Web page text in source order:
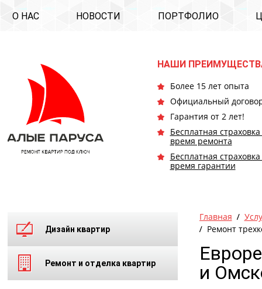
О НАС НОВОСТИ ПОРТФОЛИО
НАШИ
Более 15 лет опыта
Официальный
Гарантия от 2 лет!
Бесплатная
время ремонта
Бесплатная
время гарантии
Главная
Ремонт
и
Дизайн квартир
Ремонт и отделка квартир